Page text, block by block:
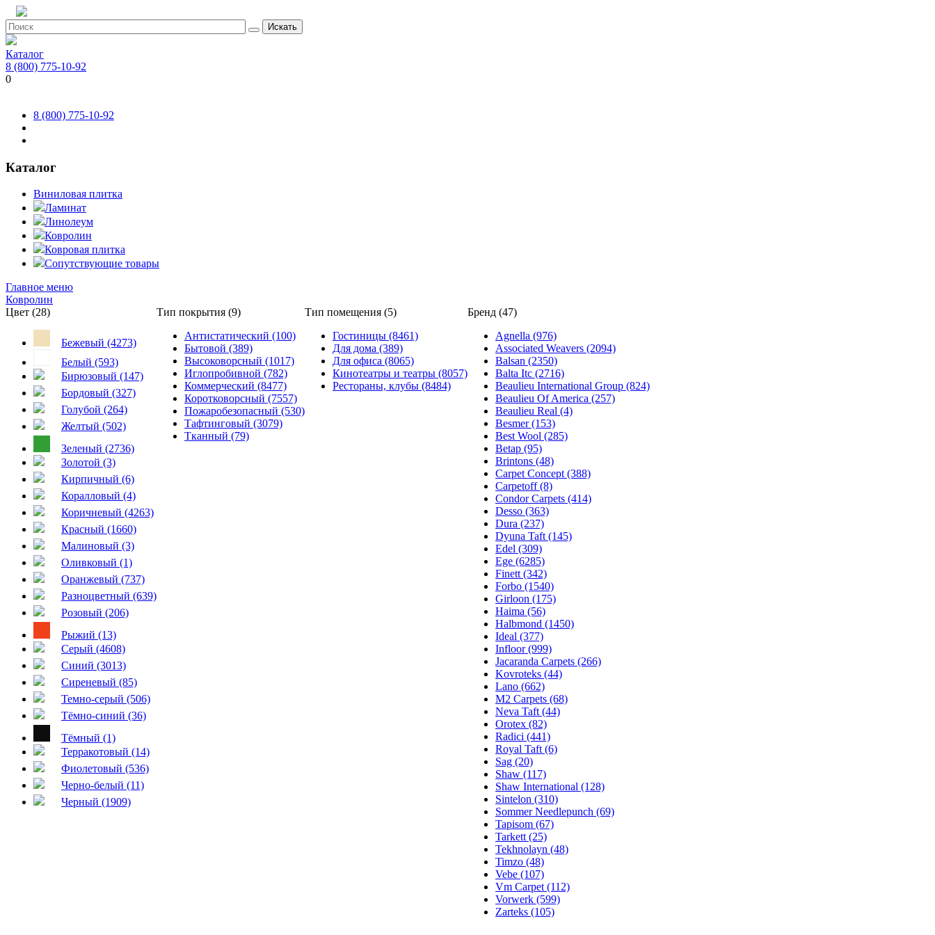
Искать
Каталог
8 (800) 775-10-92
0
8 (800) 775-10-92
Каталог
Виниловая плитка
Ламинат
Линолеум
Ковролин
Ковровая плитка
Сопутствующие товары
Главное меню
Ковролин
Цвет (28)
Бежевый (4273)
Белый (593)
Бирюзовый (147)
Бордовый (327)
Голубой (264)
Желтый (502)
Зеленый (2736)
Золотой (3)
Кирпичный (6)
Коралловый (4)
Коричневый (4263)
Красный (1660)
Малиновый (3)
Оливковый (1)
Оранжевый (737)
Разноцветный (639)
Розовый (206)
Рыжий (13)
Серый (4608)
Синий (3013)
Сиреневый (85)
Темно-серый (506)
Тёмно-синий (36)
Тёмный (1)
Терракотовый (14)
Фиолетовый (536)
Черно-белый (11)
Черный (1909)
Тип покрытия (9)
Антистатический (100)
Бытовой (389)
Высоковорсный (1017)
Иглопробивной (782)
Коммерческий (8477)
Коротковорсный (7557)
Пожаробезопасный (530)
Тафтинговый (3079)
Тканный (79)
Тип помещения (5)
Гостиницы (8461)
Для дома (389)
Для офиса (8065)
Кинотеатры и театры (8057)
Рестораны, клубы (8484)
Бренд (47)
Agnella (976)
Associated Weavers (2094)
Balsan (2350)
Balta Itc (2716)
Beaulieu International Group (824)
Beaulieu Of America (257)
Beaulieu Real (4)
Besmer (153)
Best Wool (285)
Betap (95)
Brintons (48)
Carpet Concept (388)
Carpetoff (8)
Condor Carpets (414)
Desso (363)
Dura (237)
Dyuna Taft (145)
Edel (309)
Ege (6285)
Finett (342)
Forbo (1540)
Girloon (175)
Haima (56)
Halbmond (1450)
Ideal (377)
Infloor (999)
Jacaranda Carpets (266)
Kovroteks (44)
Lano (662)
M2 Carpets (68)
Neva Taft (44)
Orotex (82)
Radici (441)
Royal Taft (6)
Sag (20)
Shaw (117)
Shaw International (128)
Sintelon (310)
Sommer Needlepunch (69)
Tapisom (67)
Tarkett (25)
Tekhnolayn (48)
Timzo (48)
Vebe (107)
Vm Carpet (112)
Vorwerk (599)
Zarteks (105)